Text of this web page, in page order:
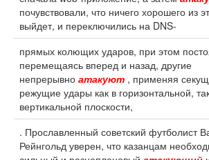
почувствовали, что ничего хорошего из
выйдет, и переключились на DNS-
прямых колющих ударов, при этом
перемещаясь вперед и назад, другие
непрерывно атакуют , применяя
режущие удары как в горизонтальной,
вертикальной плоскости,
. Прославленный советский футболист
Рейнгольд уверен, что казанцам